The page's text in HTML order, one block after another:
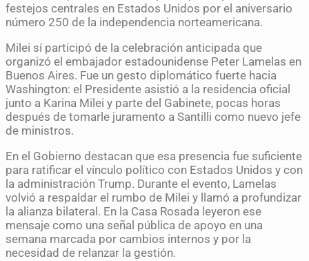
festejos centrales en Estados Unidos por el aniversario
número 250 de la independencia norteamericana.
Milei sí participó de la celebración anticipada que
organizó el embajador estadounidense Peter Lamelas en
Buenos Aires. Fue un gesto diplomático fuerte hacia
Washington: el Presidente asistió a la residencia oficial
junto a Karina Milei y parte del Gabinete, pocas horas
después de tomarle juramento a Santilli como nuevo jefe
de ministros.
En el Gobierno destacan que esa presencia fue suficiente
para ratificar el vínculo político con Estados Unidos y con
la administración Trump. Durante el evento, Lamelas
volvió a respaldar el rumbo de Milei y llamó a profundizar
la alianza bilateral. En la Casa Rosada leyeron ese
mensaje como una señal pública de apoyo en una
semana marcada por cambios internos y por la
necesidad de relanzar la gestión.